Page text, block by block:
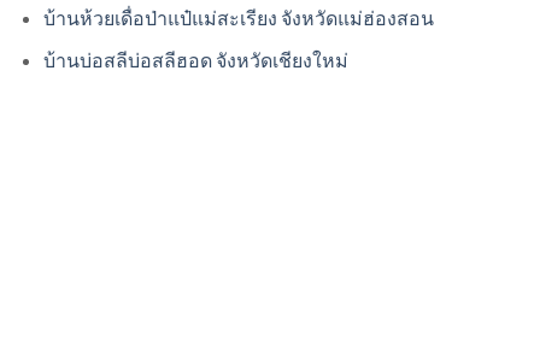
บ้านห้วยเดื่อป่าแป๋แม่สะเรียง จังหวัดแม่ฮ่องสอน
บ้านบ่อสลีบ่อสลีฮอด จังหวัดเชียงใหม่